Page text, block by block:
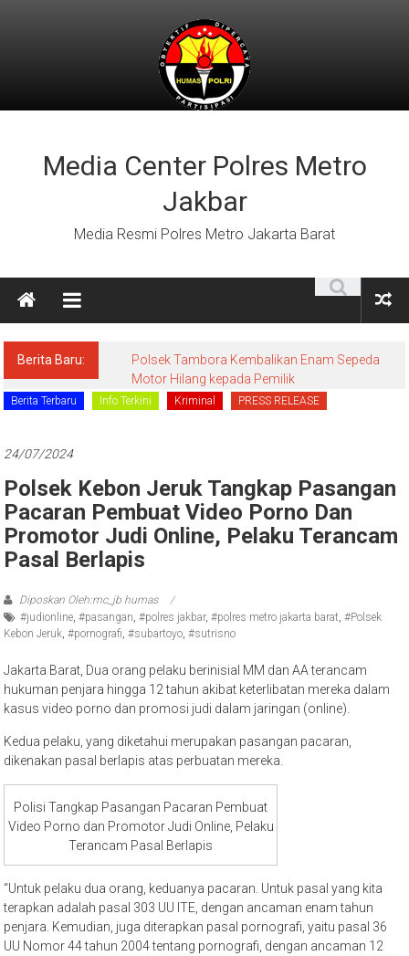
Media Center Polres Metro
Jakbar
Media Resmi Polres Metro Jakarta Barat
Berita Baru:
Polsek Tambora Kembalikan Enam Sepeda
Motor Hilang kepada Pemilik
Berita Terbaru Info Terkini Kriminal PRESS RELEASE
24/07/2024
Polsek Kebon Jeruk Tangkap Pasangan
Pacaran Pembuat Video Porno Dan
Promotor Judi Online, Pelaku Terancam
Pasal Berlapis
Diposkan Oleh:mc_jb humas
#judionline,#pasangan,#polres jakbar,#polres metro jakarta barat,#Polsek
Kebon Jeruk,#pornografi,#subartoyo,#sutrisno
Jakarta Barat, Dua orang pelaku berinisial MM dan AA terancam
hukuman penjara hingga 12 tahun akibat keterlibatan mereka dalam
kasus video porno dan promosi judi dalam jaringan (online).
Kedua pelaku, yang diketahui merupakan pasangan pacaran,
dikenakan pasal berlapis atas perbuatan mereka.
Polisi Tangkap Pasangan Pacaran Pembuat
Video Porno dan Promotor Judi Online, Pelaku
Terancam Pasal Berlapis
“Untuk pelaku dua orang, keduanya pacaran. Untuk pasal yang kita
terapkan adalah pasal 303 UU ITE, dengan ancaman enam tahun
penjara. Kemudian, juga diterapkan pasal pornografi, yaitu pasal 36
UU Nomor 44 tahun 2004 tentang pornografi, dengan ancaman 12